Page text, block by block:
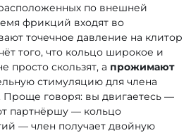
по внешней
фрикций входят во
точечное давление на клитор
того, что кольцо широкое и
просто скользят, а прожимают
стимуляцию для члена
Проще говоря: вы двигаетесь —
партнёршу — кольцо
— член получает двойную